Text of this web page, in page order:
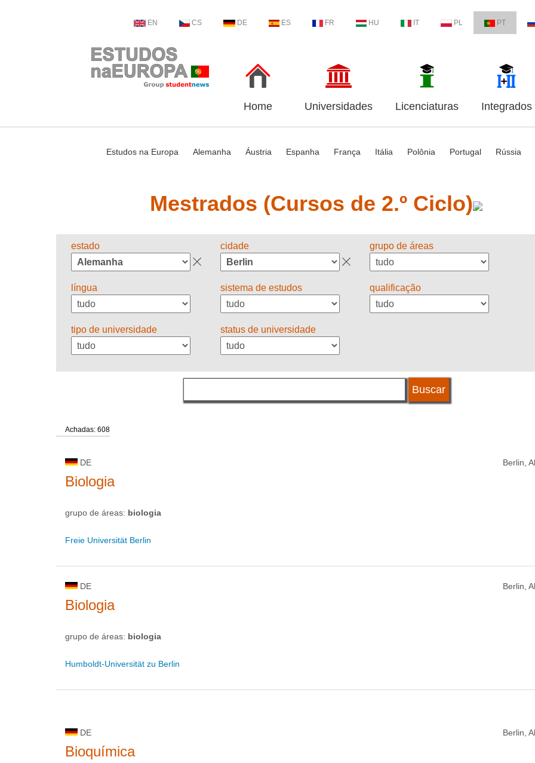
EN CS DE ES FR HU IT PL PT
Home Universidades Licenciaturas Integrados
Estudos na Europa Alemanha Áustria Espanha França Itália Polônia Portugal Rússia
Mestrados (Cursos de 2.º Ciclo)
estado cidade grupo de áreas
língua sistema de estudos qualificação
tipo de universidade status de universidade
Achadas: 608
DE Berlin,
Biologia
grupo de áreas: biologia
Freie Universität Berlin
DE Berlin,
Biologia
grupo de áreas: biologia
Humboldt-Universität zu Berlin
DE Berlin,
Bioquímica